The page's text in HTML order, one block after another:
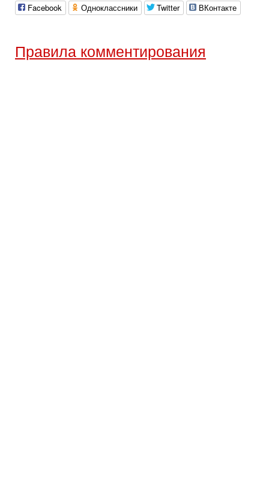
Facebook Одноклассники Twitter ВКонтакте
Правила комментирования